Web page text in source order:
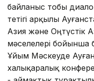
байланыс тобы
тетігі арқылы
Азия және Оңтүстік
мәселелері бойынша
Ұйым Мәскеуде
халықаралық